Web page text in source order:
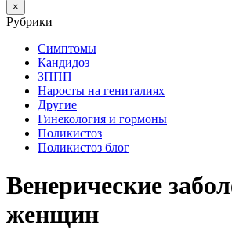
×
Рубрики
Симптомы
Кандидоз
ЗППП
Наросты на гениталиях
Другие
Гинекология и гормоны
Поликистоз
Поликистоз блог
Венерические
женщин